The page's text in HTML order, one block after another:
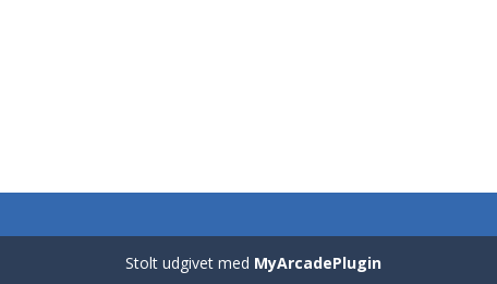
Stolt udgivet med MyArcadePlugin